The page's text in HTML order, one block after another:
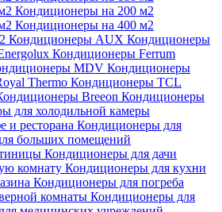
Кондиционеры на 200 м2
Кондиционеры на 400 м2
Кондиционеры AUX Кондиционеры
Кондиционеры Ferrum
MDV Кондиционеры
Thermo Кондиционеры TCL
Breeon Кондиционеры
для холодильной камеры
и ресторана Кондиционеры для
больших помещений
Кондиционеры для дачи
комнату Кондиционеры для кухни
Кондиционеры для погреба
комнаты Кондиционеры для